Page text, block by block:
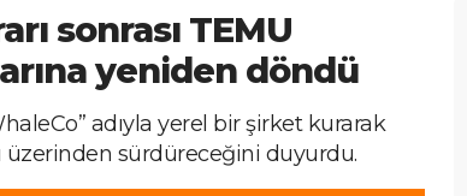
sonrası TEMU
yeniden döndü
adıyla yerel bir şirket kurarak
üzerinden sürdüreceğini duyurdu.